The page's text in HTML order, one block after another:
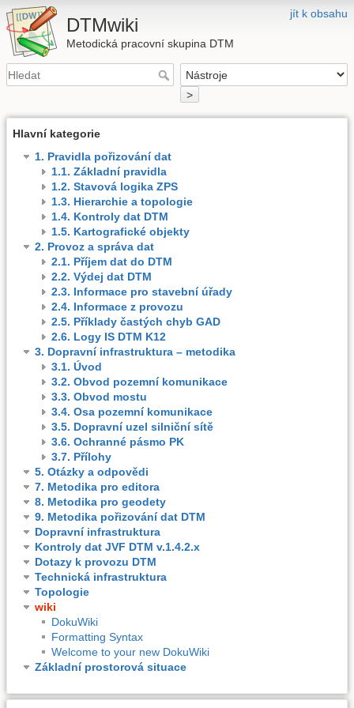
jít k obsahu
DTMwiki
Metodická pracovní skupina DTM
>
Hlavní kategorie
1. Pravidla pořizování dat
1.1. Základní pravidla
1.2. Stavová logika ZPS
1.3. Hierarchie a topologie
1.4. Kontroly dat DTM
1.5. Kartografické objekty
2. Provoz a správa dat
2.1. Příjem dat do DTM
2.2. Výdej dat DTM
2.3. Informace pro stavební úřady
2.4. Informace z provozu
2.5. Příklady častých chyb GAD
2.6. Logy IS DTM K12
3. Dopravní infrastruktura – metodika
3.1. Úvod
3.2. Obvod pozemní komunikace
3.3. Obvod mostu
3.4. Osa pozemní komunikace
3.5. Dopravní uzel silniční sítě
3.6. Ochranné pásmo PK
3.7. Přílohy
5. Otázky a odpovědi
7. Metodika pro editora
8. Metodika pro geodety
9. Metodika pořizování dat DTM
Dopravní infrastruktura
Kontroly dat JVF DTM v.1.4.2.x
Dotazy k provozu DTM
Technická infrastruktura
Topologie
wiki
DokuWiki
Formatting Syntax
Welcome to your new DokuWiki
Základní prostorová situace